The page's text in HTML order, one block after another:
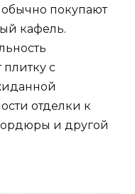
обычно покупают
кафель.
с
отделки к
и другой